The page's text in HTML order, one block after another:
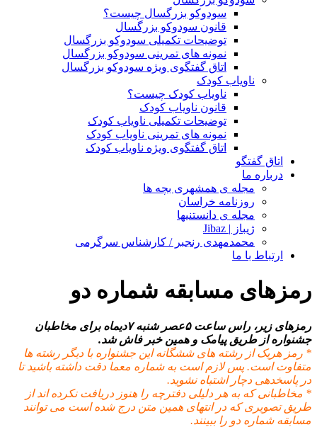
سودوکو بزرگسال چیست؟
قانون سودوکو بزرگسال
توضیحات تکمیلی سودوکو بزرگسال
نمونه های تمرینی سودوکو بزرگسال
اتاق گفتگوی ویژه سودوکو بزرگسال
ناویاب کودک
ناویاب کودک چیست؟
قانون ناویاب کودک
توضیحات تکمیلی ناویاب کودک
نمونه های تمرینی ناویاب کودک
اتاق گفتگوی ویژه ناویاب کودک
اتاق گفتگو
درباره ما
مجله ی همشهری بچه ها
روزنامه خراسان
مجله ی دانستنیها
ژیباز | Jibaz
محمدمهدی رنجبر / کارشناس سرگرمی
ارتباط با ما
رمزهای مسابقه شماره دو
رمزهای زیر، راس ساعت ۵عصر شنبه ۷دیماه برای مخاطبان
جشنواره از طریق پیامک و همین خبر فاش شد.
* رمز هریک از رشته های ششگانه این جشنواره با دیگر رشته ها
متفاوت است. پس لازم است به شماره معما دقت داشته باشید تا
در پاسخدهی دچار اشتباه نشوید.
* مخاطبانی که به هر دلیلی دفترچه را هنوز دریافت نکرده اند از
طریق تصویری که در انتهای همین متن درج شده است می توانند
مسابقه شماره دو را ببینند.